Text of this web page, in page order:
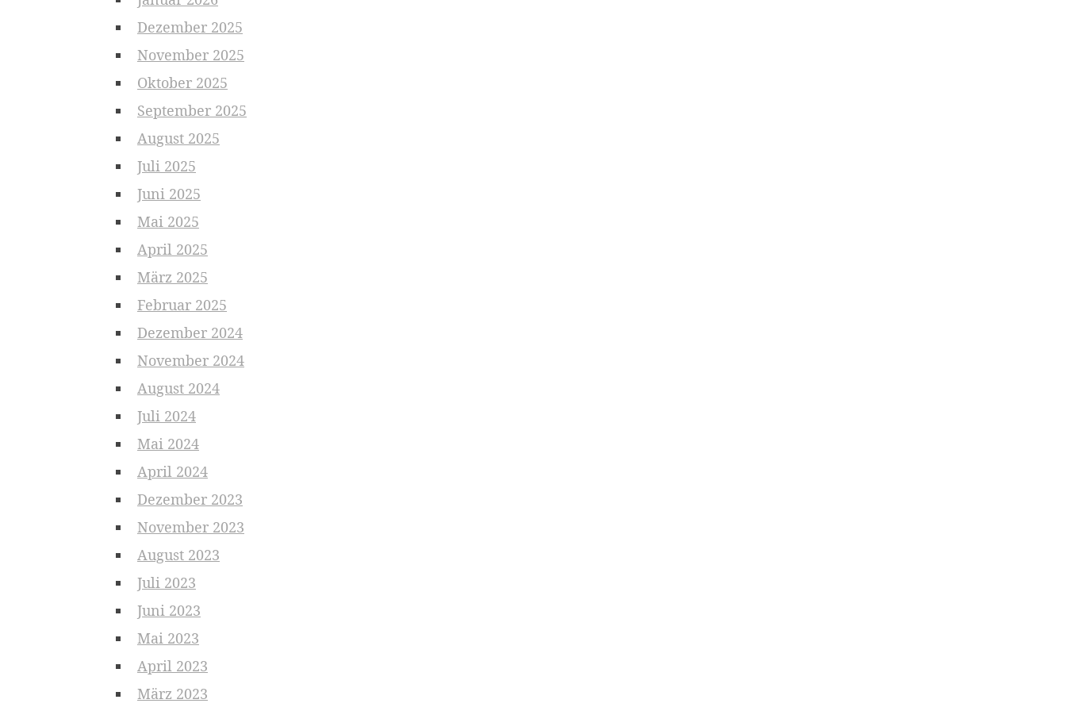
Dezember 2025
November 2025
Oktober 2025
September 2025
August 2025
Juli 2025
Juni 2025
Mai 2025
April 2025
März 2025
Februar 2025
Dezember 2024
November 2024
August 2024
Juli 2024
Mai 2024
April 2024
Dezember 2023
November 2023
August 2023
Juli 2023
Juni 2023
Mai 2023
April 2023
März 2023